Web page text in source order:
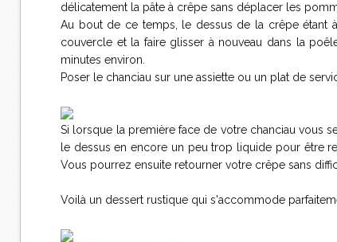
délicatement la pâte à crêpe sans déplacer les
Au bout de ce temps, le dessus de la crêpe étant
couvercle et la faire glisser à nouveau dans la
minutes environ.
Poser le chanciau sur une assiette ou un plat de
Si lorsque la première face de votre chanciau vous
le dessus en encore un peu trop liquide pour être
Vous pourrez ensuite retourner votre crêpe sans
Voilà un dessert rustique qui s'accommode